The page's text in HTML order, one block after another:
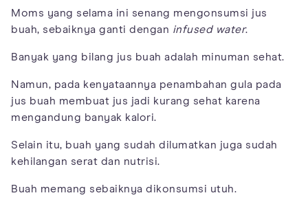
Moms yang selama ini senang mengonsumsi jus
buah, sebaiknya ganti dengan infused water.
Banyak yang bilang jus buah adalah minuman sehat.
Namun, pada kenyataannya penambahan gula pada
jus buah membuat jus jadi kurang sehat karena
mengandung banyak kalori.
Selain itu, buah yang sudah dilumatkan juga sudah
kehilangan serat dan nutrisi.
Buah memang sebaiknya dikonsumsi utuh.